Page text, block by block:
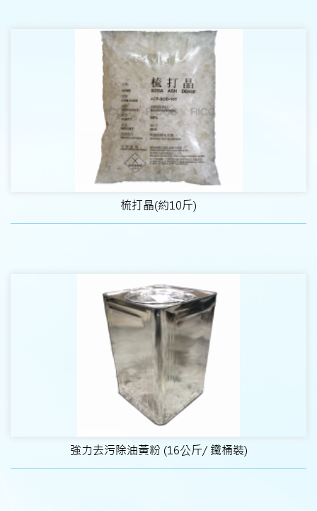
梳打晶(約10斤)
強力去污除油黃粉 (16公斤/ 鐵桶裝)